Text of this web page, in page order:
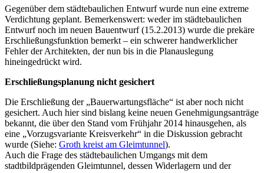
Gegenüber dem städtebaulichen Entwurf wurde nun eine extreme
Verdichtung geplant. Bemerkenswert: weder im städtebaulichen
Entwurf noch im neuen Bauentwurf (15.2.2013) wurde die prekäre
Erschließungsfunktion bemerkt – ein schwerer handwerklicher
Fehler der Architekten, der nun bis in die Planauslegung
hineingedrückt wird.
Erschließungsplanung nicht gesichert
Die Erschließung der „Bauerwartungsfläche“ ist aber noch nicht
gesichert. Auch hier sind bislang keine neuen Genehmigungsanträge
bekannt, die über den Stand vom Frühjahr 2014 hinausgehen, als
eine „Vorzugsvariante Kreisverkehr“ in die Diskussion gebracht
wurde (Siehe: Groth kreist am Gleimtunnel).
Auch die Frage des städtebaulichen Umgangs mit dem
stadtbildprägenden Gleimtunnel, dessen Widerlagern und der